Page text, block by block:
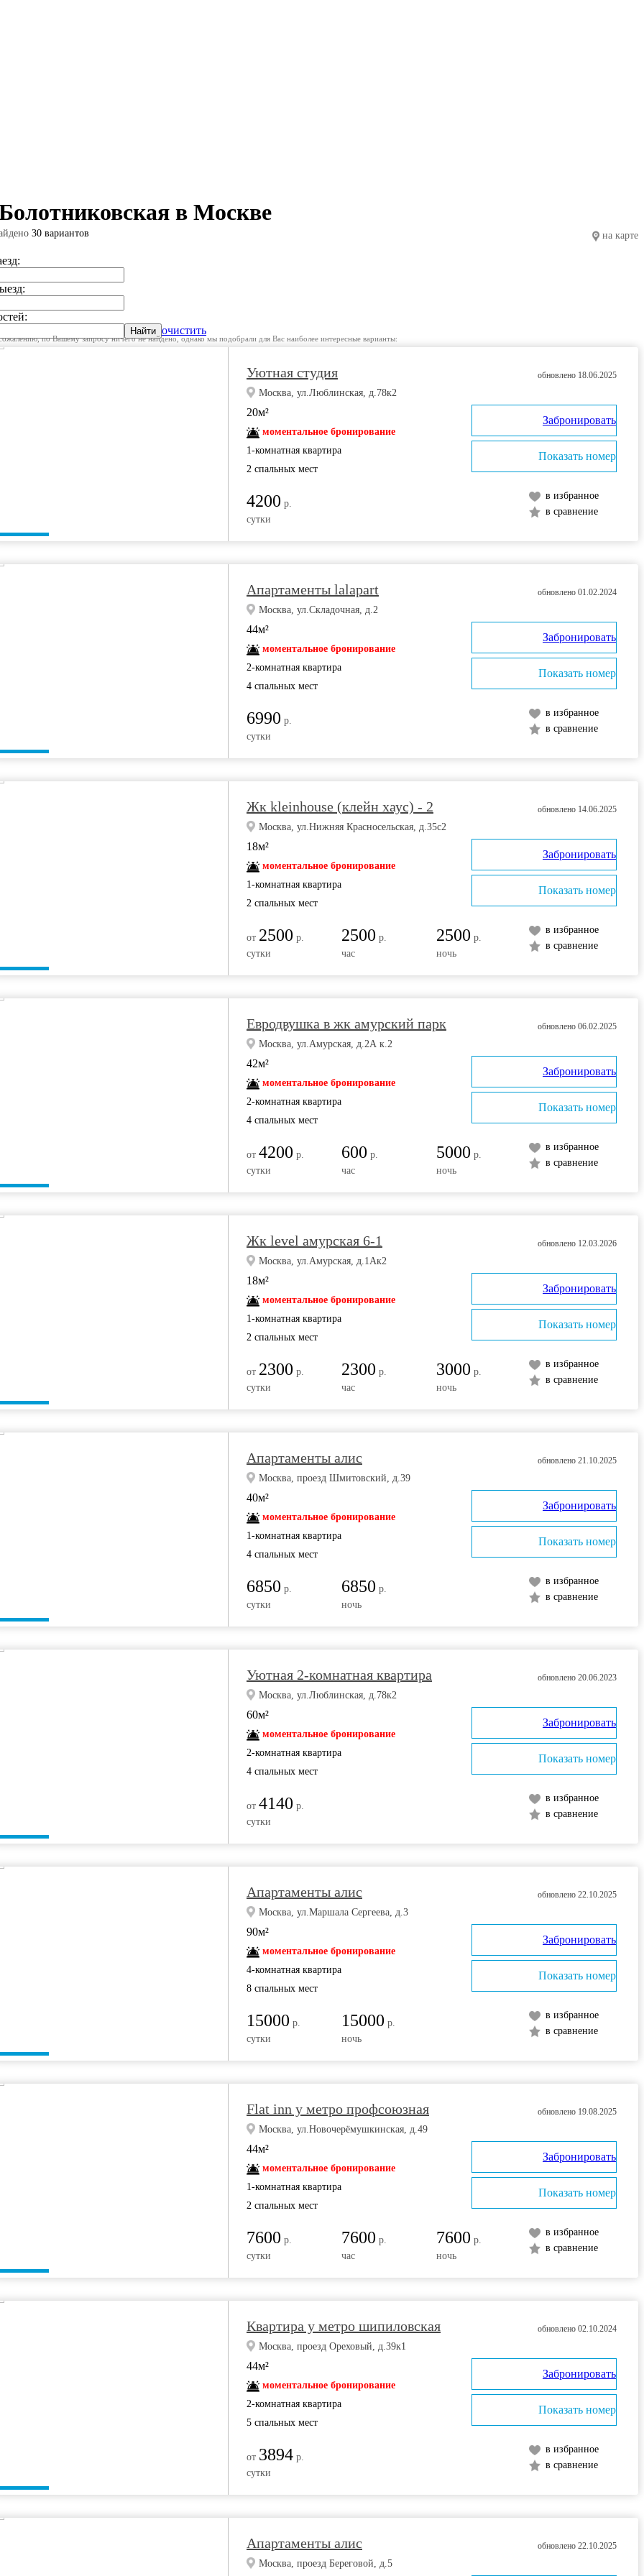
в Москве
Найти очистить
на карте
30 вариантов
по Вашему запросу ничего не найдено, однако мы подобрали для Вас наиболее интересные варианты:
Уютная студия
Москва, ул.Люблинская, д.78к2
20м²
моментальное бронирование
1-комнатная квартира
2 спальных мест
4200 р.
сутки
обновлено 18.06.2025
в избранное
в сравнение
Забронировать
Показать номер
Апартаменты lalapart
Москва, ул.Складочная, д.2
44м²
моментальное бронирование
2-комнатная квартира
4 спальных мест
6990 р.
сутки
обновлено 01.02.2024
в избранное
в сравнение
Забронировать
Показать номер
Жк kleinhouse (клейн хаус) - 2
Москва, ул.Нижняя Красносельская, д.35с2
18м²
моментальное бронирование
1-комнатная квартира
2 спальных мест
от 2500 р.
сутки
2500 р.
час
2500 р.
ночь
обновлено 14.06.2025
в избранное
в сравнение
Забронировать
Показать номер
Евродвушка в жк амурский парк
Москва, ул.Амурская, д.2А к.2
42м²
моментальное бронирование
2-комнатная квартира
4 спальных мест
от 4200 р.
сутки
600 р.
час
5000 р.
ночь
обновлено 06.02.2025
в избранное
в сравнение
Забронировать
Показать номер
Жк level амурская 6-1
Москва, ул.Амурская, д.1Ак2
18м²
моментальное бронирование
1-комнатная квартира
2 спальных мест
от 2300 р.
сутки
2300 р.
час
3000 р.
ночь
обновлено 12.03.2026
в избранное
в сравнение
Забронировать
Показать номер
Апартаменты алис
Москва, проезд Шмитовский, д.39
40м²
моментальное бронирование
1-комнатная квартира
4 спальных мест
6850 р.
сутки
6850 р.
ночь
обновлено 21.10.2025
в избранное
в сравнение
Забронировать
Показать номер
Уютная 2-комнатная квартира
Москва, ул.Люблинская, д.78к2
60м²
моментальное бронирование
2-комнатная квартира
4 спальных мест
от 4140 р.
сутки
обновлено 20.06.2023
в избранное
в сравнение
Забронировать
Показать номер
Апартаменты алис
Москва, ул.Маршала Сергеева, д.3
90м²
моментальное бронирование
4-комнатная квартира
8 спальных мест
15000 р.
сутки
15000 р.
ночь
обновлено 22.10.2025
в избранное
в сравнение
Забронировать
Показать номер
Flat inn у метро профсоюзная
Москва, ул.Новочерёмушкинская, д.49
44м²
моментальное бронирование
1-комнатная квартира
2 спальных мест
7600 р.
сутки
7600 р.
час
7600 р.
ночь
обновлено 19.08.2025
в избранное
в сравнение
Забронировать
Показать номер
Квартира у метро шипиловская
Москва, проезд Ореховый, д.39к1
44м²
моментальное бронирование
2-комнатная квартира
5 спальных мест
от 3894 р.
сутки
обновлено 02.10.2024
в избранное
в сравнение
Забронировать
Показать номер
Апартаменты алис
Москва, проезд Береговой, д.5
обновлено 22.10.2025